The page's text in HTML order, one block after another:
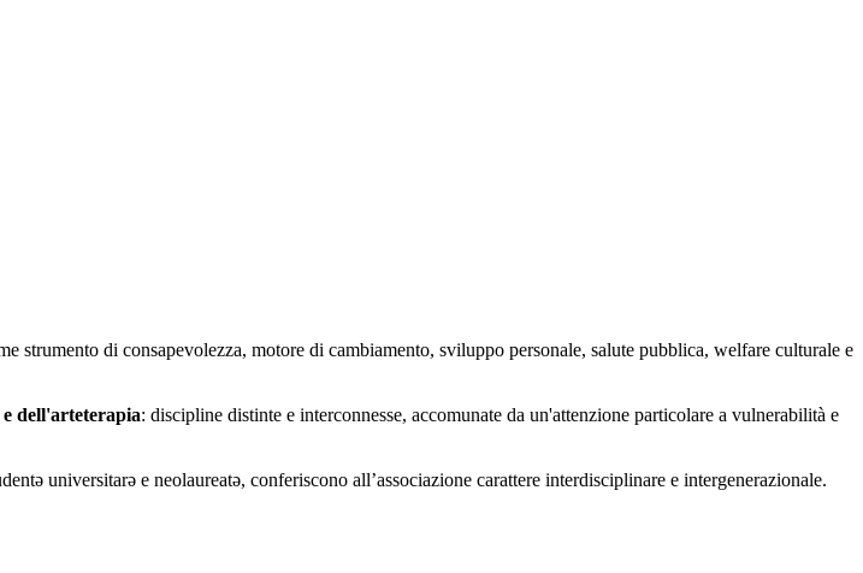
strumento di consapevolezza, motore di cambiamento, sviluppo personale, salute pubblica, welfare culturale e
dell'arteterapia: discipline distinte e interconnesse, accomunate da un'attenzione particolare a vulnerabilità e
universitarə e neolaureatə, conferiscono all’associazione carattere interdisciplinare e intergenerazionale.